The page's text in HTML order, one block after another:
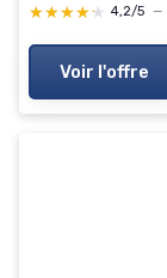
★★★★★
★★★★★ 4,2/5 —
Voir l'offre